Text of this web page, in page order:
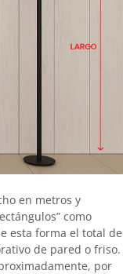
en metros y
como
esta forma el total de
de pared o friso.
por